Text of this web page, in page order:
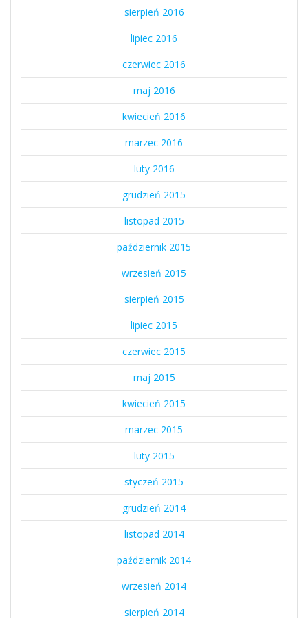
sierpień 2016
lipiec 2016
czerwiec 2016
maj 2016
kwiecień 2016
marzec 2016
luty 2016
grudzień 2015
listopad 2015
październik 2015
wrzesień 2015
sierpień 2015
lipiec 2015
czerwiec 2015
maj 2015
kwiecień 2015
marzec 2015
luty 2015
styczeń 2015
grudzień 2014
listopad 2014
październik 2014
wrzesień 2014
sierpień 2014